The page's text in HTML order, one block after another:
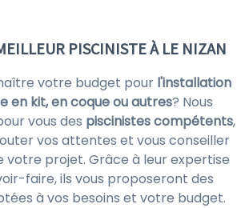
PISCINISTE À LE NIZAN
votre budget pour l'installation
en kit, en coque ou autres? Nous
vous des piscinistes compétents,
vos attentes et vous conseiller
votre projet. Grâce à leur expertise
faire, ils vous proposeront des
à vos besoins et votre budget.